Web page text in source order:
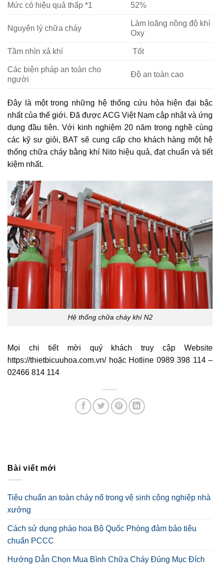
Mức có hiệu quả thấp *1 52%
Nguyên lý chữa cháy
Làm loãng nồng độ khí
Oxy
Tầm nhìn xả khí Tốt
Các biện pháp an toàn cho
người
Độ an toàn cao
Đây là một trong những hệ thống cứu hỏa hiện đại bậc
nhất của thế giới. Đã được ACG Việt Nam cập nhật và ứng
dụng đầu tiên. Với kinh nghiệm 20 năm trong nghề cùng
các kỹ sư giỏi, BAT sẽ cung cấp cho khách hàng một hệ
thống chữa cháy bằng khí Nito hiệu quả, đạt chuẩn và tiết
kiệm nhất.
Hệ thống chữa cháy khí N2
Mọi chi tiết mời quý khách truy cập Website
https://thietbicuuhoa.com.vn/ hoặc Hotline 0989 398 114 –
02466 814 114
Bài viết mới
Tiêu chuẩn an toàn cháy nổ trong vệ sinh công nghiệp nhà
xưởng
Cách sử dụng pháo hoa Bộ Quốc Phòng đảm bảo tiêu
chuẩn PCCC
Hướng Dẫn Chọn Mua Bình Chữa Cháy Đúng Mục Đích